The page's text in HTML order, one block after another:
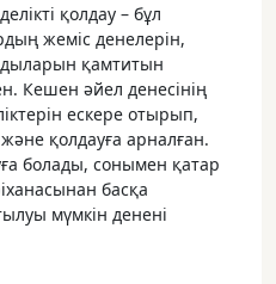
қолдау – бұл
жеміс денелерін,
қамтитын
Кешен әйел денесінің
ескере отырып,
қолдауға арналған.
болады, сонымен қатар
басқа
мүмкін денені